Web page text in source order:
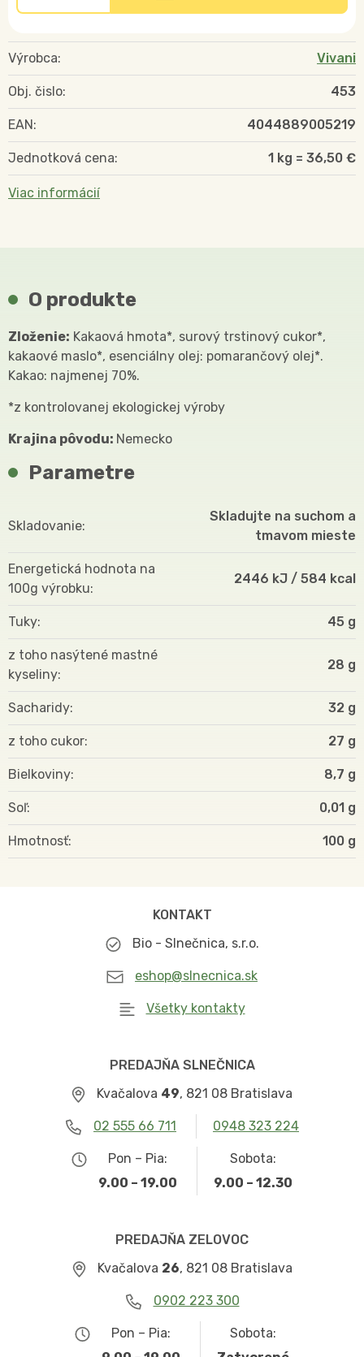
Výrobca: Vivani
Obj. čislo: 453
EAN: 4044889005219
Jednotková cena: 1 kg = 36,50 €
Viac informácií
O produkte
Zloženie: Kakaová hmota*, surový trstinový cukor*,
kakaové maslo*, esenciálny olej: pomarančový olej*.
Kakao: najmenej 70%.
*z kontrolovanej ekologickej výroby
Krajina pôvodu: Nemecko
Parametre
Skladovanie
Skladujte na suchom a
tmavom mieste
Energetická hodnota na
100g výrobku
2446 kJ / 584 kcal
Tuky 45 g
z toho nasýtené mastné
kyseliny
28 g
Sacharidy 32 g
z toho cukor 27 g
Bielkoviny 8,7 g
Soľ 0,01 g
Hmotnosť 100
KONTAKT
Bio - Slnečnica, s.r.o.
eshop@slnecnica.sk
Všetky kontakty
PREDAJŇA SLNEČNICA
Kvačalova 49, 821 08 Bratislava
02 555 66 711 0948 323 224
Pon – Pia:
9.00 – 19.00
Sobota:
9.00 – 12.30
PREDAJŇA ZELOVOC
Kvačalova 26, 821 08 Bratislava
0902 223 300
Pon – Pia:
Sobota: